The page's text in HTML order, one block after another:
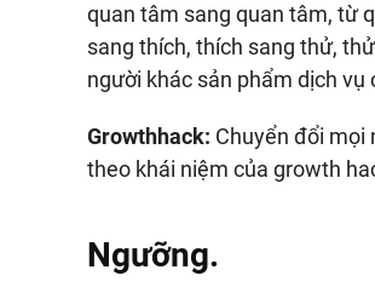
quan tâm sang quan tâm, từ
sang thích, thích sang thử,
người khác sản phẩm dịch vụ
Growthhack: Chuyển đổi mọi
theo khái niệm của growth
Ngưỡng.